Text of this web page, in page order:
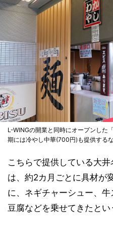
L-WINGの開業と同時にオープンした
期には冷やし中華(700円)も提供する
こちらで提供している大
は、約2カ月ごとに具材が
に、ネギチャーシュー、
豆腐などを乗せてきたとい